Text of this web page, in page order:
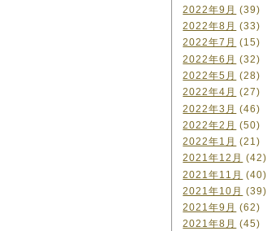
2022年9月 (39)
2022年8月 (33)
2022年7月 (15)
2022年6月 (32)
2022年5月 (28)
2022年4月 (27)
2022年3月 (46)
2022年2月 (50)
2022年1月 (21)
2021年12月 (42)
2021年11月 (40)
2021年10月 (39)
2021年9月 (62)
2021年8月 (45)